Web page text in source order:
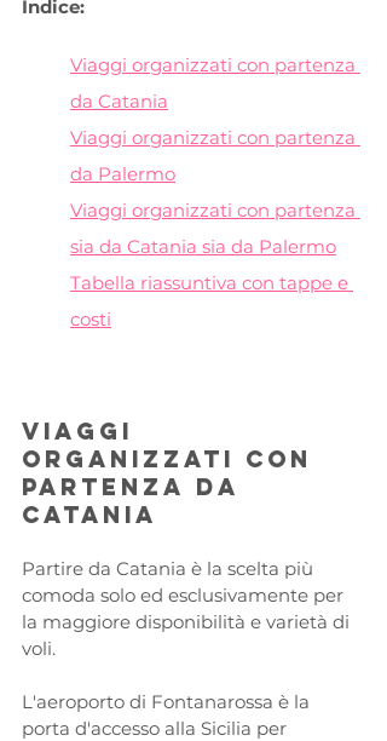
Indice:
Viaggi organizzati con partenza
da Catania
Viaggi organizzati con partenza
da Palermo
Viaggi organizzati con partenza
sia da Catania sia da Palermo
Tabella riassuntiva con tappe e
costi
Viaggi
organizzati con
partenza da
Catania
Partire da Catania è la scelta più
comoda solo ed esclusivamente per
la maggiore disponibilità e varietà di
voli.
L'aeroporto di Fontanarossa è la
porta d'accesso alla Sicilia per